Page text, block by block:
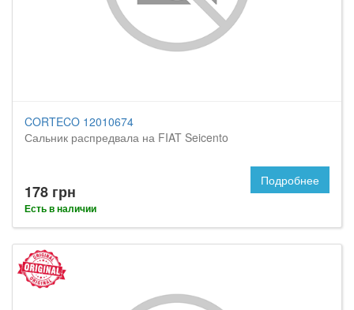
CORTECO 12010674
Сальник распредвала на FIAT Seicento
178 грн
Есть в наличии
Подробнее